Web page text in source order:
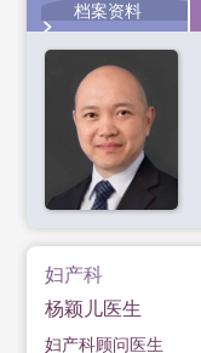
档案资料
妇产科
杨颖儿医生
妇产科顾问医生